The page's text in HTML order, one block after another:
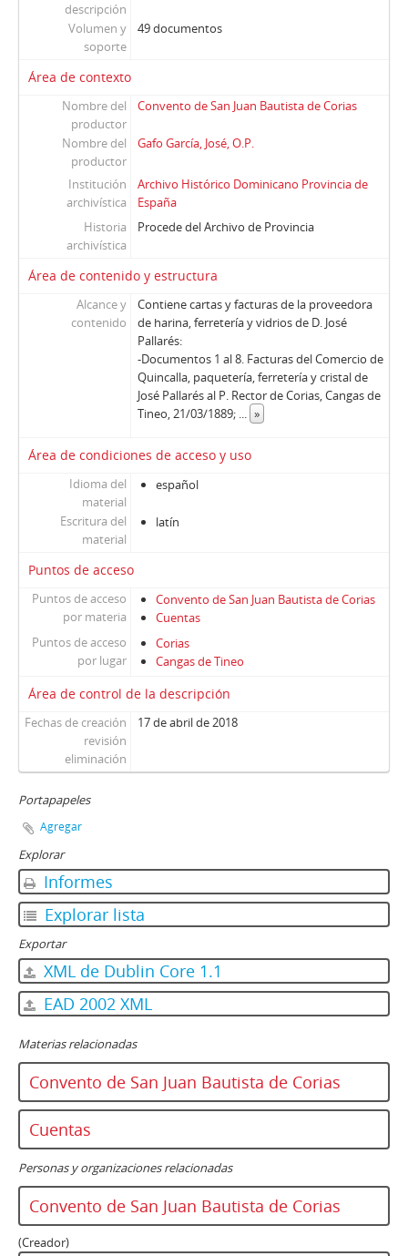
descripción
Volumen y
soporte
49 documentos
Área de contexto
Nombre del
productor
Convento de San Juan Bautista de Corias
Nombre del
productor
Gafo García, José, O.P.
Institución
archivística
Archivo Histórico Dominicano Provincia de
España
Historia
archivística
Procede del Archivo de Provincia
Área de contenido y estructura
Alcance y
contenido
Contiene cartas y facturas de la proveedora
de harina, ferretería y vidrios de D. José
Pallarés:
-Documentos 1 al 8. Facturas del Comercio de
Quincalla, paquetería, ferretería y cristal de
José Pallarés al P. Rector de Corias, Cangas de
Tineo, 21/03/1889; ... »
Área de condiciones de acceso y uso
Idioma del
material
español
Escritura del
material
latín
Puntos de acceso
Puntos de acceso
por materia
Convento de San Juan Bautista de Corias
Cuentas
Puntos de acceso
por lugar
Corias
Cangas de Tineo
Área de control de la descripción
Fechas de creación
revisión
eliminación
17 de abril de 2018
Portapapeles
Agregar
Explorar
Informes
Explorar lista
Exportar
XML de Dublin Core 1.1
EAD 2002 XML
Materias relacionadas
Convento de San Juan Bautista de Corias
Cuentas
Personas y organizaciones relacionadas
Convento de San Juan Bautista de Corias
(Creador)